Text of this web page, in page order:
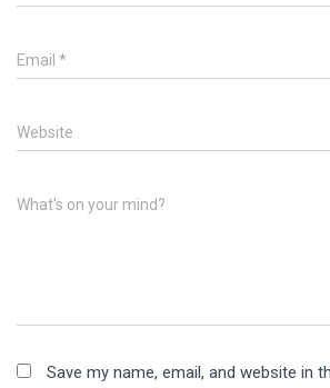
Email *
Website
What's on your mind?
Save my name, email, and website in